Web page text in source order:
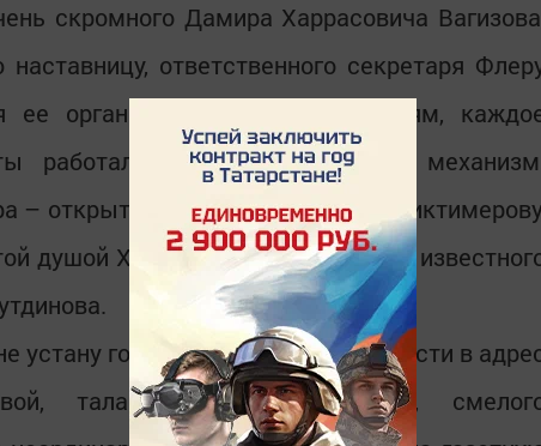
скромного Дамира Харрасовича
ответственного секретаря
ее организаторским способностям,
работало четко, как часовой
– открытую и озорную Хаву апа
душой Ханифа абый Хуснуллина,
устану говорить слова благодарности в
талантливого организатора,